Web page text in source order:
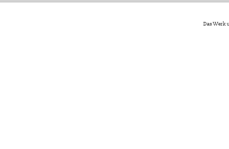
Das Werk